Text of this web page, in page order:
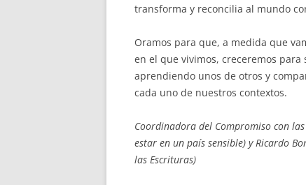
transforma y reconcilia al mundo
Oramos para que, a medida que
en el que vivimos, creceremos
aprendiendo unos de otros y
cada uno de nuestros contextos.
Coordinadora del Compromiso con
estar en un país sensible) y Ricardo
las Escrituras)